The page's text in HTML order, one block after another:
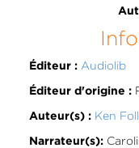
Éditeur : Audiolib
Éditeur d'origine :
Auteur(s) : Ken
Narrateur(s):